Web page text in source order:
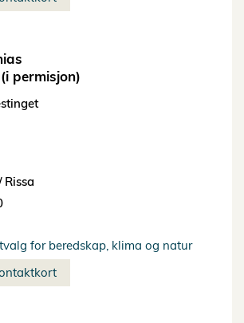
permisjon)
Rissa
for beredskap, klima og natur